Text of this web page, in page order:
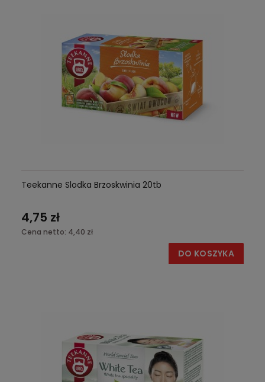
Teekanne Slodka Brzoskwinia 20tb
4,75 zł
Cena netto: 4,40 zł
DO KOSZYKA